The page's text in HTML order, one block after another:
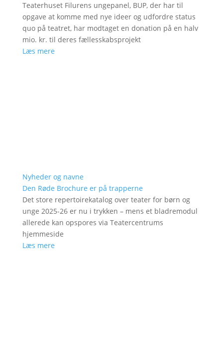
Teaterhuset Filurens ungepanel, BUP, der har til
opgave at komme med nye ideer og udfordre status
quo på teatret, har modtaget en donation på en halv
mio. kr. til deres fællesskabsprojekt
Læs mere
Nyheder og navne
Den Røde Brochure er på trapperne
Det store repertoirekatalog over teater for børn og
unge 2025-26 er nu i trykken – mens et bladremodul
allerede kan opspores via Teatercentrums
hjemmeside
Læs mere